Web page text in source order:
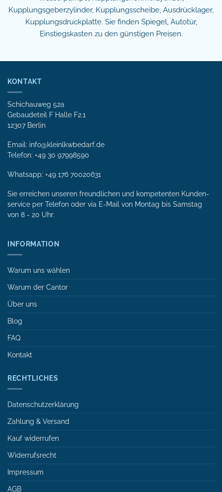
Kupplungsgeberzylinder, Kupplungsscheibe, Ausdrücklager,
Kupplungsdruckplatte. Sie finden Spiegel, Autotür,
Einstiegskasten zu den günstigen Preisen.
KONTAKT
Schichauweg 52a
Gebaudeteil F Halle F2.1
12307 Berlin
Email: info@kleinlkwbedarf.de
Telefon: +49 30 97998590
Whatsapp: +49 176 70020631
Sie erreichen unseren freundlichen und kompetenten Kunden­
service per Tele­fon oder via E-Mail von Mon­tag bis Samstag
von 8 - 20 Uhr.
INFORMATION
Warum uns wählen
Warum der Cantor
Über uns
Blog
FAQ
Kontakt
RECHTLICHES
Datenschutzerklärung
Zahlung & Versand
Kauf widerrufen
Widerrufsrecht
Impressum
AGB